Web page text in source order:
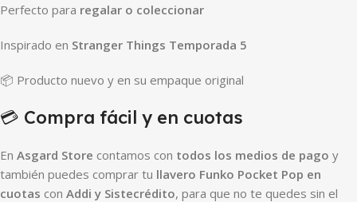
Perfecto para regalar o coleccionar
Inspirado en Stranger Things Temporada 5
📦 Producto nuevo y en su empaque original
💳 Compra fácil y en cuotas
En Asgard Store contamos con todos los medios de pago y
también puedes comprar tu llavero Funko Pocket Pop en
cuotas con Addi y Sistecrédito, para que no te quedes sin el